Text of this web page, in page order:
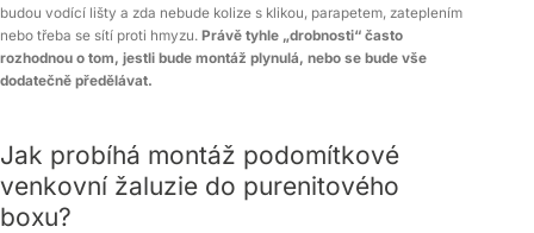
budou vodící lišty a zda nebude kolize s klikou, parapetem, zateplením
nebo třeba se sítí proti hmyzu. Právě tyhle „drobnosti“ často
rozhodnou o tom, jestli bude montáž plynulá, nebo se bude vše
dodatečně předělávat.
Jak probíhá montáž podomítkové
venkovní žaluzie do purenitového
boxu?